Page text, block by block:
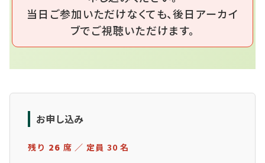
当日ご参加いただけなくても、後日アーカイ
ブでご視聴いただけます。
お申し込み
残り 26 席 ／ 定員 30 名